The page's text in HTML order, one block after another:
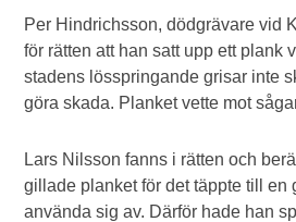
Per Hindrichsson, dödgrävare vid
för rätten att han satt upp ett plank
stadens lösspringande grisar inte
göra skada. Planket vette mot
Lars Nilsson fanns i rätten och
gillade planket för det täppte till en
använda sig av. Därför hade han